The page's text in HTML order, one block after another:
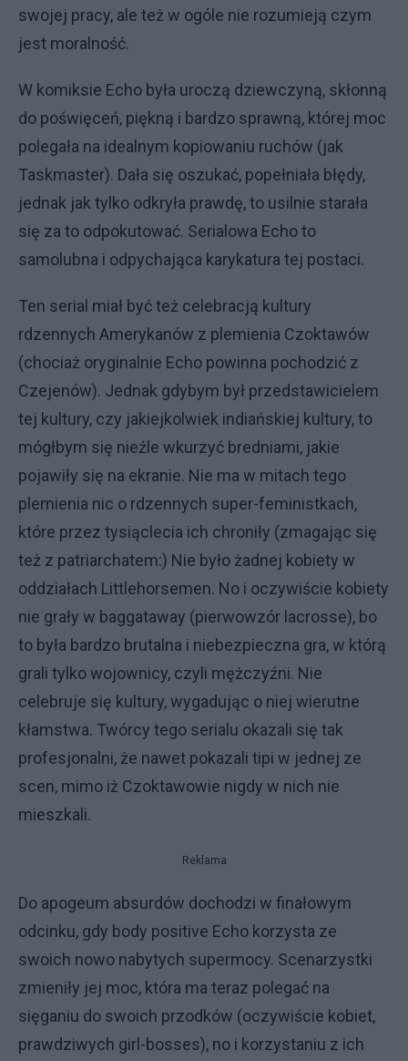
swojej pracy, ale też w ogóle nie rozumieją czym
jest moralność.
W komiksie Echo była uroczą dziewczyną, skłonną
do poświęceń, piękną i bardzo sprawną, której moc
polegała na idealnym kopiowaniu ruchów (jak
Taskmaster). Dała się oszukać, popełniała błędy,
jednak jak tylko odkryła prawdę, to usilnie starała
się za to odpokutować. Serialowa Echo to
samolubna i odpychająca karykatura tej postaci.
Ten serial miał być też celebracją kultury
rdzennych Amerykanów z plemienia Czoktawów
(chociaż oryginalnie Echo powinna pochodzić z
Czejenów). Jednak gdybym był przedstawicielem
tej kultury, czy jakiejkolwiek indiańskiej kultury, to
mógłbym się nieźle wkurzyć bredniami, jakie
pojawiły się na ekranie. Nie ma w mitach tego
plemienia nic o rdzennych super-feministkach,
które przez tysiąclecia ich chroniły (zmagając się
też z patriarchatem:) Nie było żadnej kobiety w
oddziałach Littlehorsemen. No i oczywiście kobiety
nie grały w baggataway (pierwowzór lacrosse), bo
to była bardzo brutalna i niebezpieczna gra, w którą
grali tylko wojownicy, czyli mężczyźni. Nie
celebruje się kultury, wygadując o niej wierutne
kłamstwa. Twórcy tego serialu okazali się tak
profesjonalni, że nawet pokazali tipi w jednej ze
scen, mimo iż Czoktawowie nigdy w nich nie
mieszkali.
Reklama
Do apogeum absurdów dochodzi w finałowym
odcinku, gdy body positive Echo korzysta ze
swoich nowo nabytych supermocy. Scenarzystki
zmieniły jej moc, która ma teraz polegać na
sięganiu do swoich przodków (oczywiście kobiet,
prawdziwych girl-bosses), no i korzystaniu z ich